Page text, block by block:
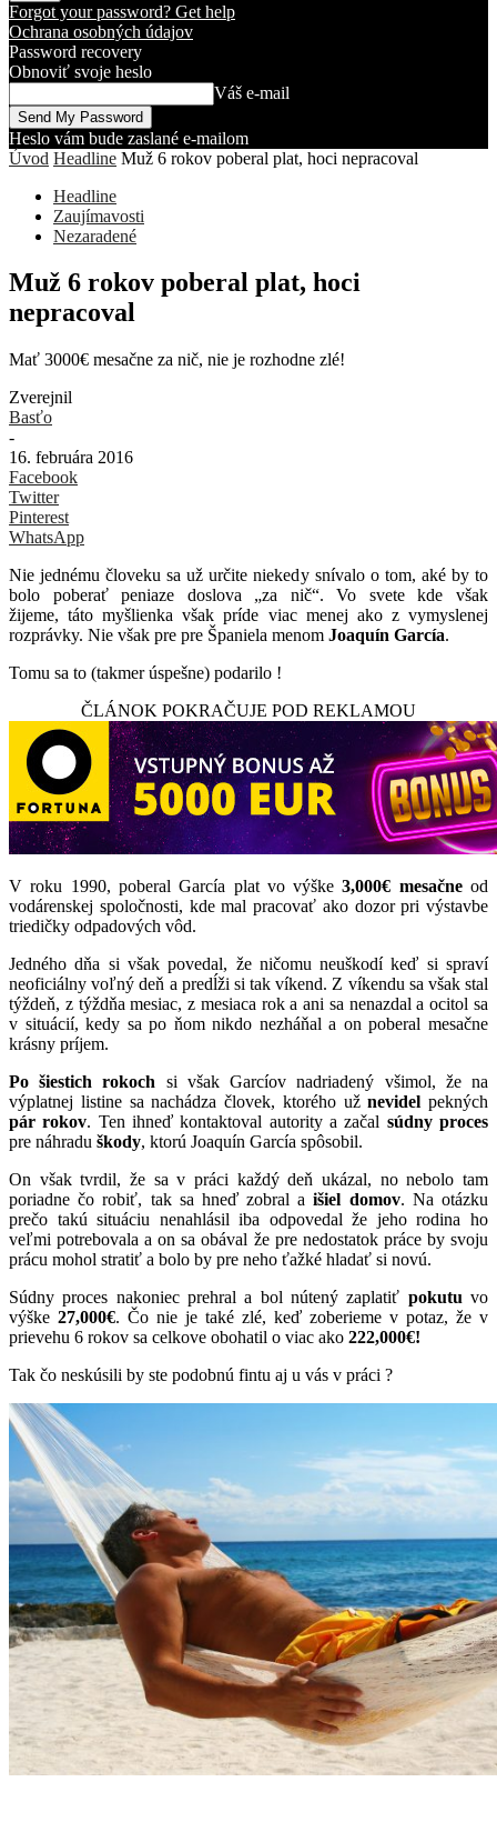
Forgot your password? Get help
Ochrana osobných údajov
Password recovery
Obnoviť svoje heslo
Váš e-mail
Heslo vám bude zaslané e-mailom
Úvod Headline Muž 6 rokov poberal plat, hoci nepracoval
Headline
Zaujímavosti
Nezaradené
Muž 6 rokov poberal plat, hoci
nepracoval
Mať 3000€ mesačne za nič, nie je rozhodne zlé!
Zverejnil
Basťo
-
16. februára 2016
Facebook
Twitter
Pinterest
WhatsApp
Nie jednému človeku sa už určite niekedy snívalo o tom, aké by to
bolo poberať peniaze doslova „za nič“. Vo svete kde však
žijeme, táto myšlienka však príde viac menej ako z vymyslenej
rozprávky. Nie však pre pre Španiela menom Joaquín García.
Tomu sa to (takmer úspešne) podarilo !
ČLÁNOK POKRAČUJE POD REKLAMOU
V roku 1990, poberal García plat vo výške 3,000€ mesačneod
vodárenskej spoločnosti, kde mal pracovať ako dozor pri výstavbe
triedičky odpadových vôd.
Jedného dňa si však povedal, že ničomu neuškodí keď si spraví
neoficiálny voľný deň a predĺži si tak víkend. Z víkendu sa však stal
týždeň, z týždňa mesiac, z mesiaca rok a ani sa nenazdal a ocitol sa
v situácií, kedy sa po ňom nikdo nezháňal a on poberal mesačne
krásny príjem.
Po šiestich rokoch si však Garcíov nadriadený všimol, že na
výplatnej listine sa nachádza človek, ktorého užnevidel pekných
pár rokov. Ten ihneď kontaktoval autority a začal súdny proces
pre náhradu škody, ktorú Joaquín García spôsobil.
On však tvrdil, že sa v práci každý deň ukázal, no nebolo tam
poriadne čo robiť, tak sa hneď zobral aišiel domov. Na otázku
prečo takú situáciu nenahlásil iba odpovedal že jeho rodina ho
veľmi potrebovala a on sa obával že pre nedostatok práce by svoju
prácu mohol stratiť a bolo by pre neho ťažké hladať si novú.
Súdny proces nakoniec prehral a bol nútený zaplatiť pokutu vo
výške 27,000€. Čo nie je také zlé, keď zoberieme v potaz, že v
prievehu 6 rokov sa celkove obohatil o viac ako 222,000€!
Tak čo neskúsili by ste podobnú fintu aj u vás v práci ?